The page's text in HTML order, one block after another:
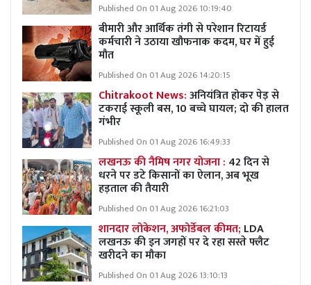
Published On 01 Aug 2026 10:19:40
बीमारी और आर्थिक तंगी से परेशान रिटायर्ड
कर्मचारी ने उठाया खौफनाक कदम, घर में हुई
मौत
Published On 01 Aug 2026 14:20:15
Chitrakoot News:अनियंत्रित होकर पेड़ से
टकराई स्कूली बस, 10 बच्चे घायल; दो की हालत
गंभीर
Published On 01 Aug 2026 16:49:33
लखनऊ की नैमिष नगर योजना : 42 दिन से
धरने पर डटे किसानों का ऐलान, अब भूख
हड़ताल की तैयारी
Published On 01 Aug 2026 16:21:03
शानदार लोकेशन, अफोर्डेबल कीमत; LDA
लखनऊ की इन जगहों पर दे रहा सस्ते फ्लैट
खरीदने का मौका
Published On 01 Aug 2026 13:10:13